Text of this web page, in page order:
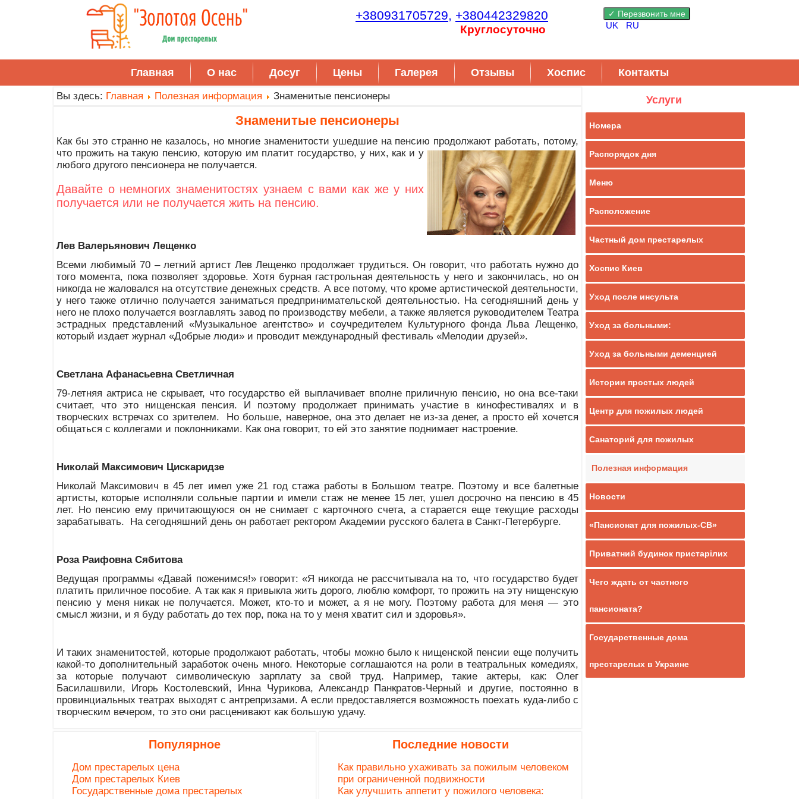
UK RU
+380931705729, +380442329820
Круглосуточно
Главная О нас Досуг Цены Галерея Отзывы Хоспис Контакты
Вы здесь: Главная Полезная информация Знаменитые пенсионеры
Знаменитые пенсионеры
Как бы это странно не казалось, но многие знаменитости ушедшие на пенсию продолжают работать, потому,
что прожить на такую пенсию, которую им платит государство, у них, как и у
любого другого пенсионера не получается.
Давайте о немногих знаменитостях узнаем с вами как же у них
получается или не получается жить на пенсию.
Лев Валерьянович Лещенко
Всеми любимый 70 – летний артист Лев Лещенко продолжает трудиться. Он говорит, что работать нужно до
того момента, пока позволяет здоровье. Хотя бурная гастрольная деятельность у него и закончилась, но он
никогда не жаловался на отсутствие денежных средств. А все потому, что кроме артистической деятельности,
у него также отлично получается заниматься предпринимательской деятельностью. На сегодняшний день у
него не плохо получается возглавлять завод по производству мебели, а также является руководителем Театра
эстрадных представлений «Музыкальное агентство» и соучредителем Культурного фонда Льва Лещенко,
который издает журнал «Добрые люди» и проводит международный фестиваль «Мелодии друзей».
Светлана Афанасьевна Светличная
79-летняя актриса не скрывает, что государство ей выплачивает вполне приличную пенсию, но она все-таки
считает, что это нищенская пенсия. И поэтому продолжает принимать участие в кинофестивалях и в
творческих встречах со зрителем. Но больше, наверное, она это делает не из-за денег, а просто ей хочется
общаться с коллегами и поклонниками. Как она говорит, то ей это занятие поднимает настроение.
Николай Максимович Цискаридзе
Николай Максимович в 45 лет имел уже 21 год стажа работы в Большом театре. Поэтому и все балетные
артисты, которые исполняли сольные партии и имели стаж не менее 15 лет, ушел досрочно на пенсию в 45
лет. Но пенсию ему причитающуюся он не снимает с карточного счета, а старается еще текущие расходы
зарабатывать. На сегодняшний день он работает ректором Академии русского балета в Санкт-Петербурге.
Роза Раифовна Сябитова
Ведущая программы «Давай поженимся!» говорит: «Я никогда не рассчитывала на то, что государство будет
платить приличное пособие. А так как я привыкла жить дорого, люблю комфорт, то прожить на эту нищенскую
пенсию у меня никак не получается. Может, кто-то и может, а я не могу. Поэтому работа для меня — это
смысл жизни, и я буду работать до тех пор, пока на то у меня хватит сил и здоровья».
И таких знаменитостей, которые продолжают работать, чтобы можно было к нищенской пенсии еще получить
какой-то дополнительный заработок очень много. Некоторые соглашаются на роли в театральных комедиях,
за которые получают символическую зарплату за свой труд. Например, такие актеры, как: Олег
Басилашвили, Игорь Костолевский, Инна Чурикова, Александр Панкратов-Черный и другие, постоянно в
провинциальных театрах выходят с антрепризами. А если предоставляется возможность поехать куда-либо с
творческим вечером, то это они расценивают как большую удачу.
Популярное
Дом престарелых цена
Дом престарелых Киев
Государственные дома престарелых
Последние новости
Как правильно ухаживать за пожилым человеком
при ограниченной подвижности
Как улучшить аппетит у пожилого человека:
Услуги
Номера
Распорядок дня
Меню
Расположение
Частный дом престарелых
Хоспис Киев
Уход после инсульта
Уход за больными:
Уход за больными деменцией
Истории простых людей
Центр для пожилых людей
Санаторий для пожилых
Полезная информация
Новости
«Пансионат для пожилых-СВ»
Приватний будинок пристарілих
Чего ждать от частного
пансионата?
Государственные дома
престарелых в Украине